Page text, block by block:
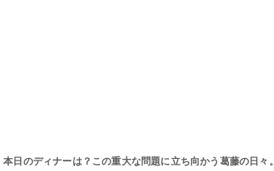
本日のディナーは？この重大な問題に立ち向かう葛藤の日々。